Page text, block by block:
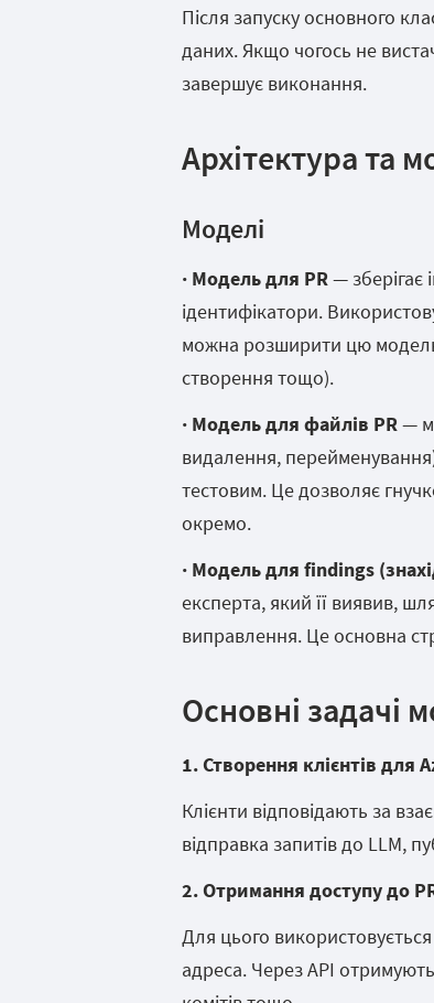
Після запуску основного
даних. Якщо чогось не
завершує виконання.
Архітектура та
Моделі
· Модель для PR—
ідентифікатори.
можна розширити цю
створення тощо).
· Модель для файлів PR—
видалення,
тестовим. Це дозволяє
окремо.
· Модель для findings
експерта, який її виявив,
виправлення. Це основна
Основні задачі
1. Створення клієнтів для
Клієнти відповідають за
відправка запитів до LLM,
2. Отримання доступу до
Для цього
адреса. Через API